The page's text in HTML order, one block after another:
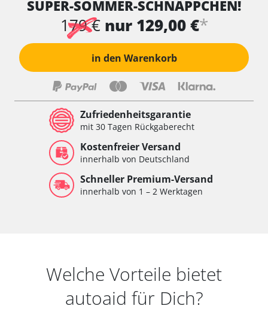
Wischersteuerung
Xenon links
Xenon rechts
Zentrale Bedieneinheit
Zentralelektronik
Zentralelektronik hinten
Zentralelektronik vorne
Zentralelektronik vorne Beifahrer
Zentralelektronik vorne Fahrer
Verfügbarkeit abhängig von Modell, Motorisierung, Ausstattung
und Konfiguration
SUPER-SOMMER-SCHNÄPPCHEN!
179 € nur 129,00 €*
in den Warenkorb
Zufriedenheitsgarantie
mit 30 Tagen Rückgaberecht
Kostenfreier Versand
innerhalb von Deutschland
Schneller Premium-Versand
innerhalb von 1 – 2 Werktagen
Welche Vorteile bietet
autoaid für Dich?